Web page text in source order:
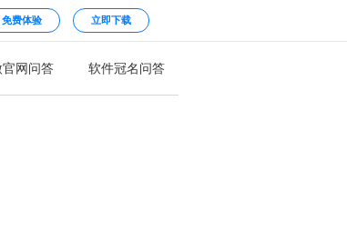
免费体验 立即下载
网问答 软件冠名问答